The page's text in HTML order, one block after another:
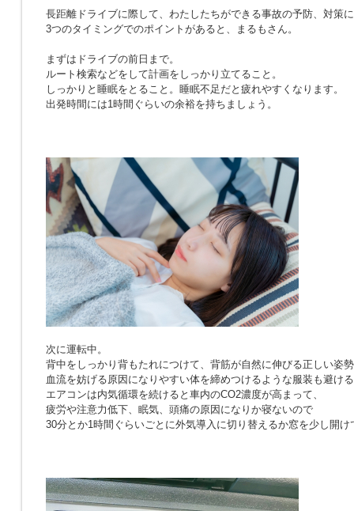
長距離ドライブに際して、わたしたちができる事故の予防、対策
3つのタイミングでのポイントがあると、まるもさん。
まずはドライブの前日まで。
ルート検索などをして計画をしっかり立てること。
しっかりと睡眠をとること。睡眠不足だと疲れやすくなります。
出発時間には1時間ぐらいの余裕を持ちましょう。
次に運転中。
背中をしっかり背もたれにつけて、背筋が自然に伸びる正しい姿
血流を妨げる原因になりやすい体を締めつけるような服装も避け
エアコンは内気循環を続けると車内のCO2濃度が高まって、
疲労や注意力低下、眠気、頭痛の原因になりか寝ないので
30分とか1時間ぐらいごとに外気導入に切り替えるか窓を少し開け